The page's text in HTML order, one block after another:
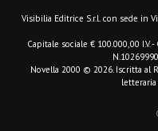
Visibilia Editrice S.r.l. con sede in
Capitale sociale € 100.000,00 I.V.
Novella 2000 © 2026. Iscritta al
letteraria